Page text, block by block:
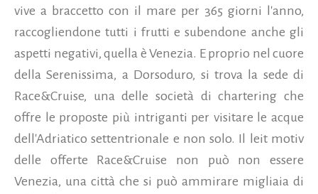
vive a braccetto con il mare per 365 giorni l'anno,
raccogliendone tutti i frutti e subendone anche gli
aspetti negativi, quella è Venezia. E proprio nel cuore
della Serenissima, a Dorsoduro, si trova la sede di
Race&Cruise, una delle società di chartering che
offre le proposte più intriganti per visitare le acque
dell'Adriatico settentrionale e non solo. Il leit motiv
delle offerte Race&Cruise non può non essere
Venezia, una città che si può ammirare migliaia di